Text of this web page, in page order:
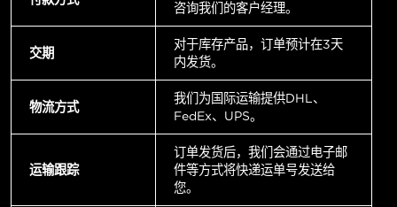
咨询我们的客户经理。
交期
对于库存产品，订单预计在3天
内发货。
物流方式
我们为国际运输提供DHL、
FedEx、UPS。
运输跟踪
订单发货后，我们会通过电子邮
件等方式将快递运单号发送给
您。